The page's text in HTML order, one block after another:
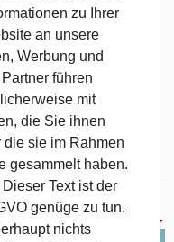
Camino Francés
1024 × 768
.
Nächstes →
zu Ihrer
an unsere
Werbung und
führen
mit
die Sie ihnen
die sie im Rahmen
gesammelt haben.
Text ist der
genüge zu tun.
nichts